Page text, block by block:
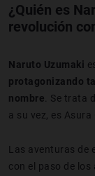
¿Quién es
revolución
Naruto Uzumaki
protagonizando
nombre . Se trata
a su vez, es
Las aventuras de
con el paso de